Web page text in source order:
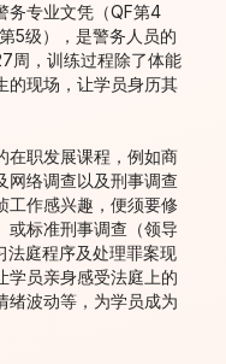
务专业文凭（QF第4
5级），是警务人员的
周，训练过程除了体能
的现场，让学员身历其
在职发展课程，例如商
网络调查以及刑事调查
工作感兴趣，便须要修
或标准刑事调查（领导
法庭程序及处理罪案现
学员亲身感受法庭上的
绪波动等，为学员成为